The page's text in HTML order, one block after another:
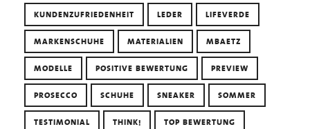
KUNDENZUFRIEDENHEIT LEDER LIFEVERDE
MARKENSCHUHE MATERIALIEN MBAETZ
MODELLE POSITIVE BEWERTUNG PREVIEW
PROSECCO SCHUHE SNEAKER SOMMER
TESTIMONIAL THINK! TOP BEWERTUNG